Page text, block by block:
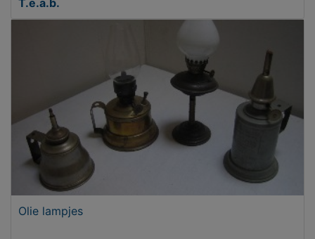
Olie lampjes